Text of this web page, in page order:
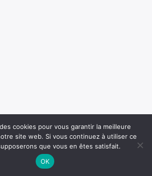
cookies pour vous garantir la meilleure
site web. Si vous continuez à utiliser ce
que vous en êtes satisfait.
OK